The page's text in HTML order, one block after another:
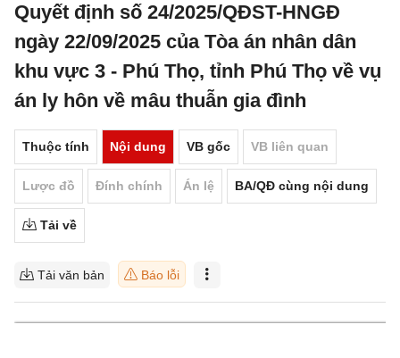
Quyết định số 24/2025/QĐST-HNGĐ
ngày 22/09/2025 của Tòa án nhân dân
khu vực 3 - Phú Thọ, tỉnh Phú Thọ về vụ
án ly hôn về mâu thuẫn gia đình
Thuộc tính Nội dung VB gốc VB liên quan
Lược đồ Đính chính Án lệ BA/QĐ cùng nội dung
Tải về
Tải văn bản Báo lỗi